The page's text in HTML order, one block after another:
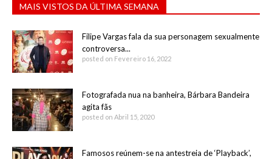
MAIS VISTOS DA ÚLTIMA SEMANA
Filipe Vargas fala da sua personagem sexualmente
controversa...
posted on Fevereiro 16, 2022
Fotografada nua na banheira, Bárbara Bandeira
agita fãs
posted on Abril 15, 2020
Famosos reúnem-se na antestreia de ‘Playback’,